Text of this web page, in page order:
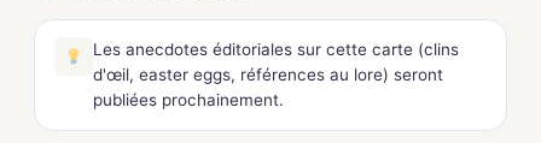
Les anecdotes éditoriales sur cette carte (clins
d'œil, easter eggs, références au lore) seront
publiées prochainement.